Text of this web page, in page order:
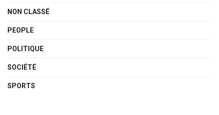
NON CLASSÉ
PEOPLE
POLITIQUE
SOCIÉTÉ
SPORTS